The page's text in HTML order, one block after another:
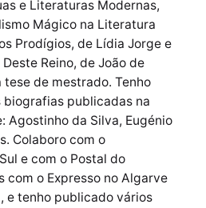
e Literaturas Modernas,
Mágico na Literatura
Prodígios, de Lídia Jorge e
Reino, de João de
de mestrado. Tenho
publicadas na
Agostinho da Silva, Eugénio
Colaboro com o
e com o Postal do
o Expresso no Algarve
e tenho publicado vários